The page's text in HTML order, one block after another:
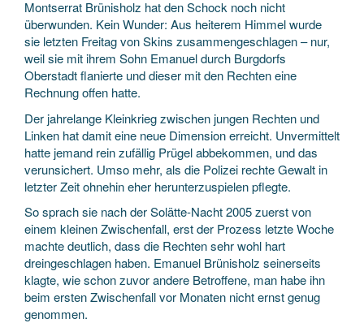
Montserrat Brünisholz hat den Schock noch nicht
überwunden. Kein Wunder: Aus heiterem Himmel wurde
sie letzten Freitag von Skins zusammengeschlagen – nur,
weil sie mit ihrem Sohn Emanuel durch Burgdorfs
Oberstadt flanierte und dieser mit den Rechten eine
Rechnung offen hatte.
Der jahrelange Kleinkrieg zwischen jungen Rechten und
Linken hat damit eine neue Dimension erreicht. Unvermittelt
hatte jemand rein zufällig Prügel abbekommen, und das
verunsichert. Umso mehr, als die Polizei rechte Gewalt in
letzter Zeit ohnehin eher herunterzuspielen pflegte.
So sprach sie nach der Solätte-Nacht 2005 zuerst von
einem kleinen Zwischenfall, erst der Prozess letzte Woche
machte deutlich, dass die Rechten sehr wohl hart
dreingeschlagen haben. Emanuel Brünisholz seinerseits
klagte, wie schon zuvor andere Betroffene, man habe ihn
beim ersten Zwischenfall vor Monaten nicht ernst genug
genommen.